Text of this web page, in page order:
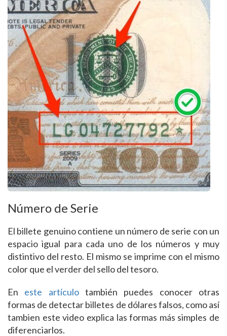
Número de Serie
El billete genuino contiene un número de serie con un
espacio igual para cada uno de los números y muy
distintivo del resto. El mismo se imprime con el mismo
color que el verder del sello del tesoro.
En este artículotambién puedes conocer otras
formas de detectar billetes de dólares falsos, como así
tambien este video explica las formas más simples de
diferenciarlos.